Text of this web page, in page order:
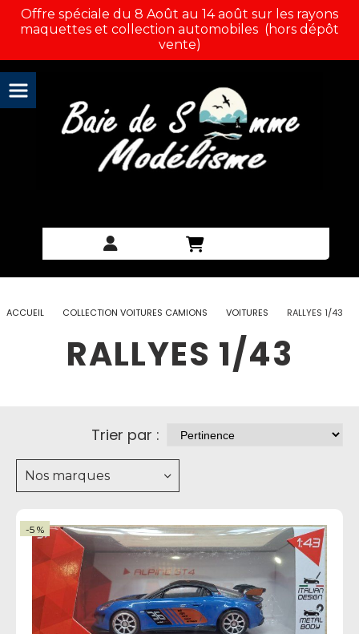
Offre spéciale du 8 Août au 14 août sur les rayons
maquettes et collection automobiles (hors dépôt
vente)
ACCUEIL COLLECTION VOITURES CAMIONS VOITURES RALLYES 1/43
RALLYES 1/43
Trier par :
Nos marques
-5 %
Panneau de gestion des cookies